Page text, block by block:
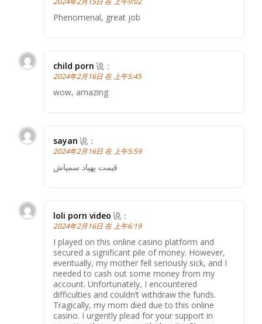
Phenomenal, great job
child porn 说：
2024年2月16日 在 上午5:45
wow, amazing
sayan 说：
2024年2月16日 在 上午5:59
قیمت پهپاد سمپاش
loli porn video 说：
2024年2月16日 在 上午6:19
I played on this online casino platform and
secured a significant pile of money. However,
eventually, my mother fell seriously sick, and I
needed to cash out some money from my
account. Unfortunately, I encountered
difficulties and couldn’t withdraw the funds.
Tragically, my mom died due to this online
casino. I urgently plead for your support in